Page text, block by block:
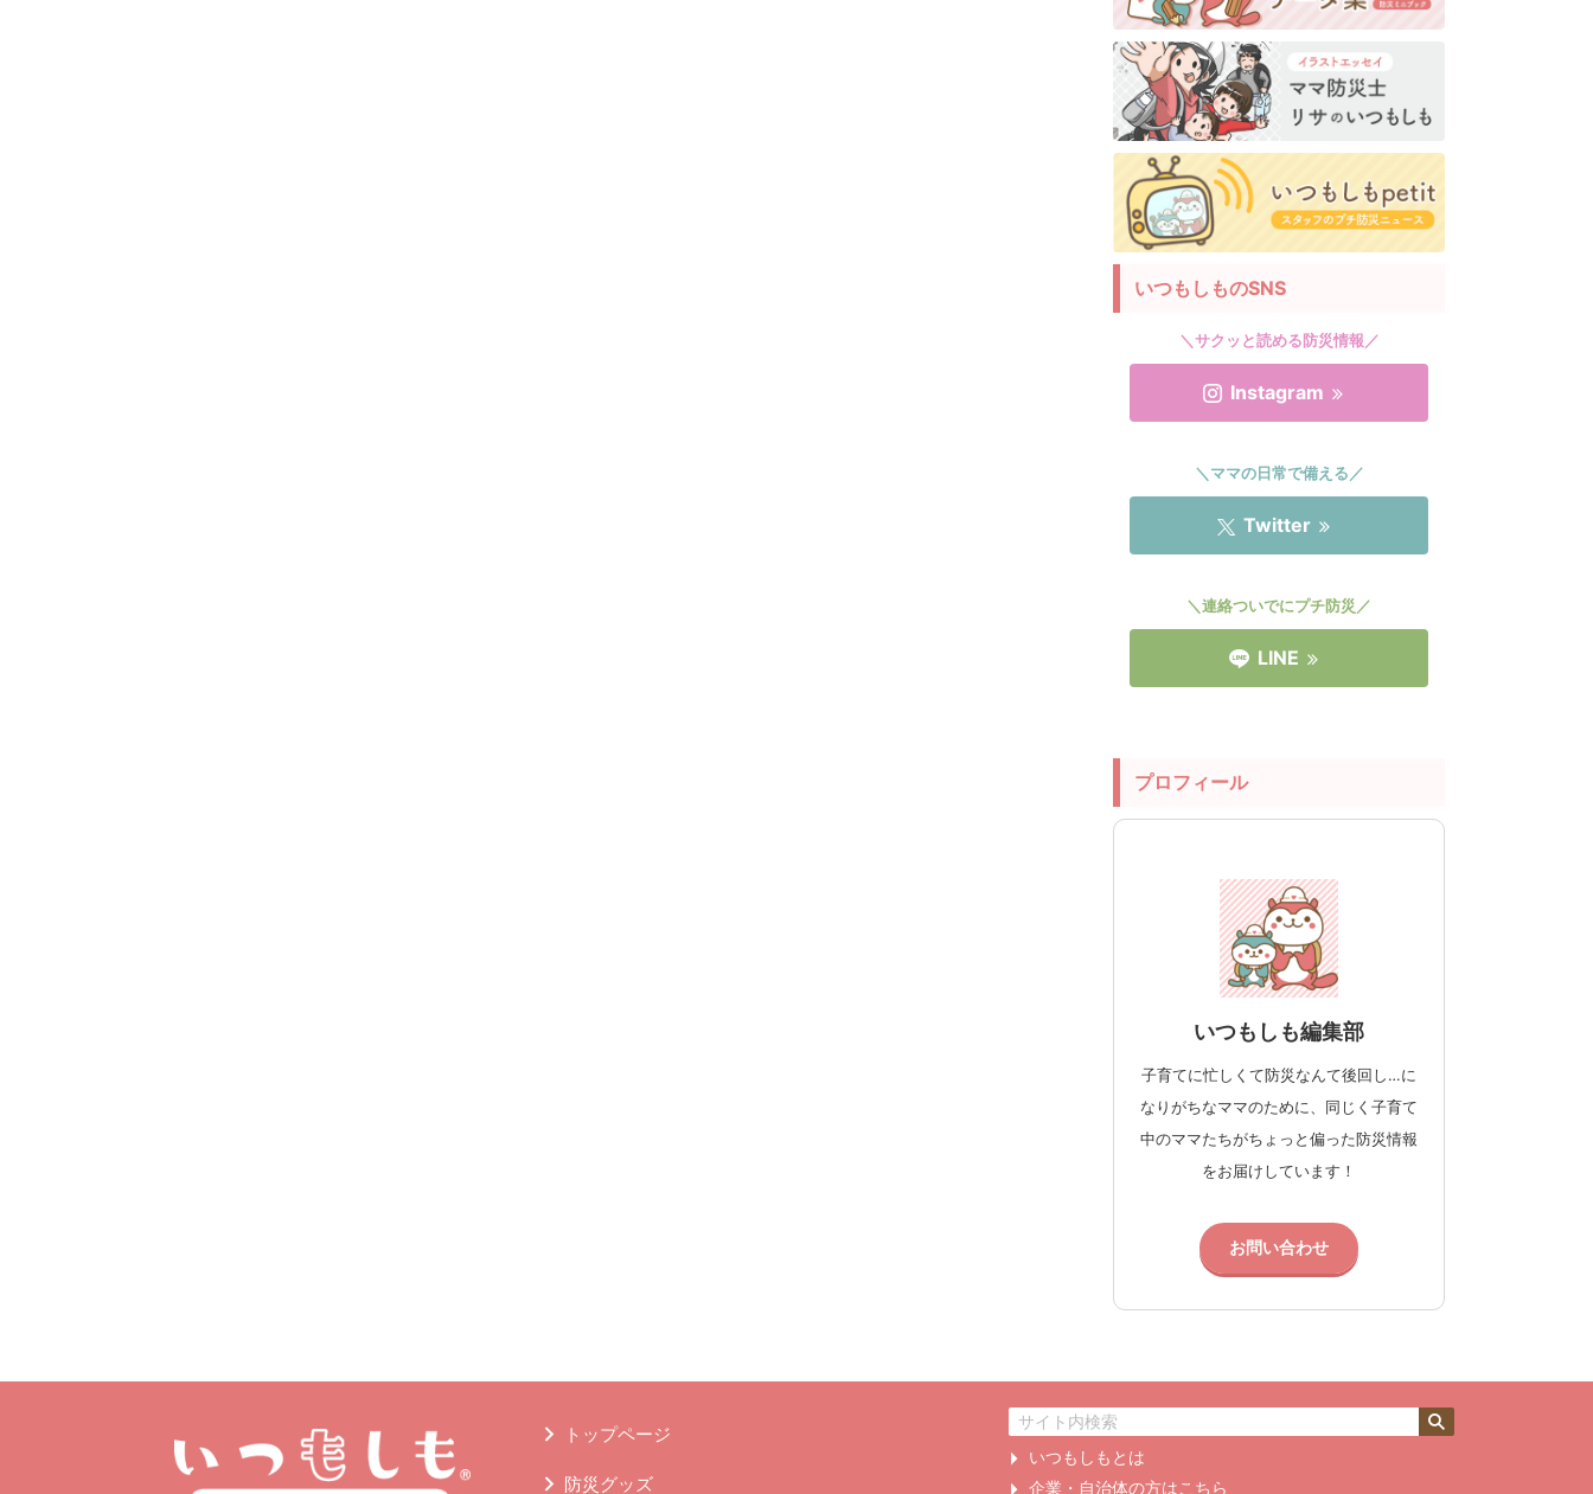
いつもしものSNS
＼サクッと読める防災情報／
Instagram
＼ママの日常で備える／
Twitter
＼連絡ついでにプチ防災／
LINE
プロフィール
いつもしも編集部
子育てに忙しくて防災なんて後回し…に
なりがちなママのために、同じく子育て
中のママたちがちょっと偏った防災情報
をお届けしています！
お問い合わせ
トップページ
防災グッズ
いつもしもとは
企業・自治体の方はこちら